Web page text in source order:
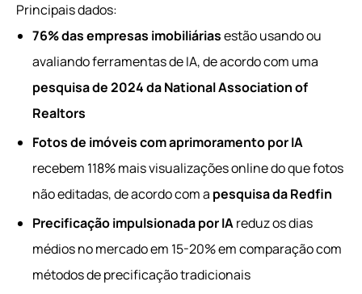
Principais dados:
76% das empresas imobiliáriasestão usando ou
avaliando ferramentas de IA, de acordo com uma
pesquisa de 2024 da National Association of
Realtors
Fotos de imóveis com aprimoramento por IA
recebem 118% mais visualizações online do que fotos
não editadas, de acordo com a pesquisa da Redfin
Precificação impulsionada por IAreduz os dias
médios no mercado em 15-20% em comparação com
métodos de precificação tradicionais